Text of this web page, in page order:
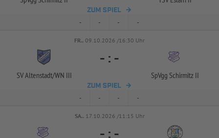
ZUM SPIEL
- - - -
FR.. 09.10.2026 /16:30 Uhr
SV Altenstadt/WN III
- : -
SpVgg Schirmitz II
ZUM SPIEL
- - - -
SA.. 17.10.2026 /11:15 Uhr
- : -